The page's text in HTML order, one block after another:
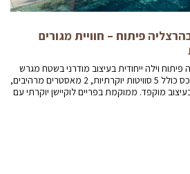
פיתוח – חוויית מגורים
וילה ייחודית בעיצוב מודרני בשטח מגרש
של 1 דונם ו-1,200 מ"ר בנוי. הנכס כולל 5 סוויטות יוקרתיות, 2 מאסטרים מרהיבים,
מוקפד. ממוקמת בפריים לוקיישן יוקרתי עם